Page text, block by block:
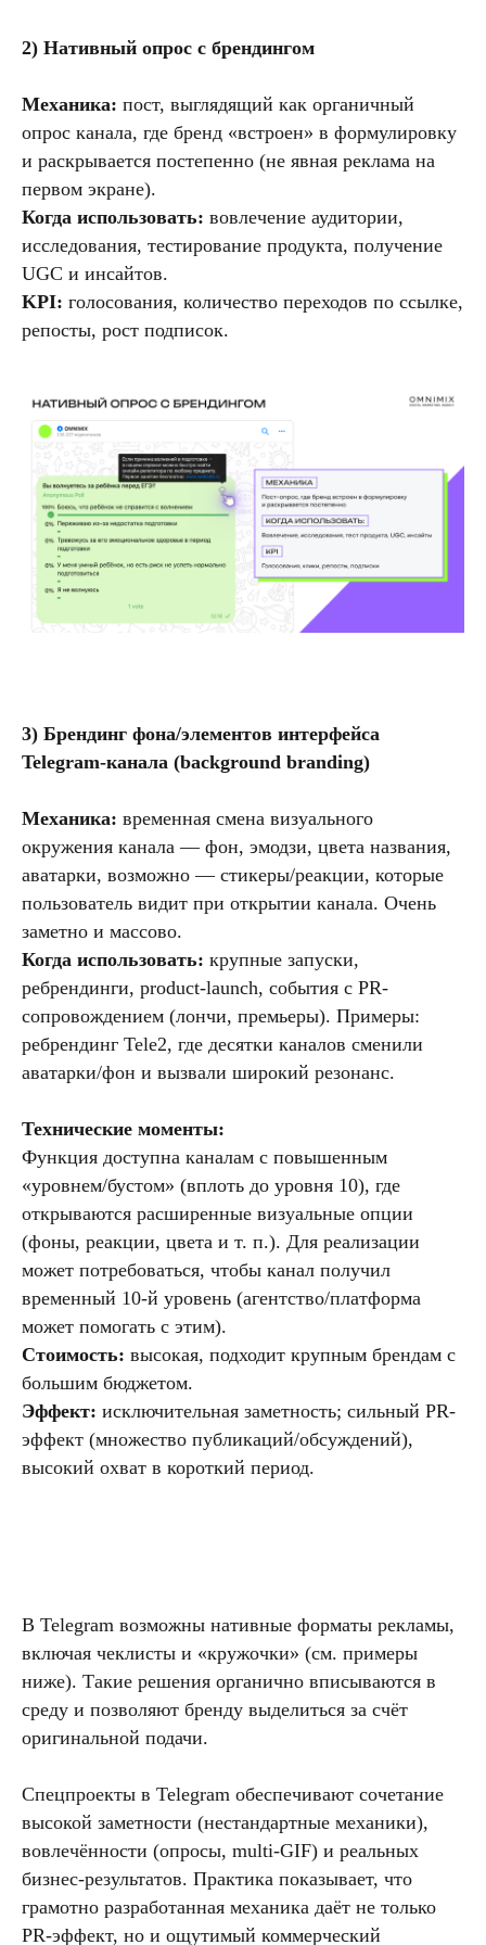
2) Нативный опрос с брендингом
Механика: пост, выглядящий как органичный
опрос канала, где бренд «встроен» в формулировку
и раскрывается постепенно (не явная реклама на
первом экране).
Когда использовать: вовлечение аудитории,
исследования, тестирование продукта, получение
UGC и инсайтов.
KPI: голосования, количество переходов по ссылке,
репосты, рост подписок.
3) Брендинг фона/элементов интерфейса
Telegram-канала (background branding)
Механика: временная смена визуального
окружения канала — фон, эмодзи, цвета названия,
аватарки, возможно — стикеры/реакции, которые
пользователь видит при открытии канала. Очень
заметно и массово.
Когда использовать: крупные запуски,
ребрендинги, product-launch, события с PR-
сопровождением (лончи, премьеры). Примеры:
ребрендинг Tele2, где десятки каналов сменили
аватарки/фон и вызвали широкий резонанс.
Технические моменты:
Функция доступна каналам с повышенным
«уровнем/бустом» (вплоть до уровня 10), где
открываются расширенные визуальные опции
(фоны, реакции, цвета и т. п.). Для реализации
может потребоваться, чтобы канал получил
временный 10-й уровень (агентство/платформа
может помогать с этим).
Стоимость: высокая, подходит крупным брендам с
большим бюджетом.
Эффект: исключительная заметность; сильный PR-
эффект (множество публикаций/обсуждений),
высокий охват в короткий период.
В Telegram возможны нативные форматы рекламы,
включая чеклисты и «кружочки» (см. примеры
ниже). Такие решения органично вписываются в
среду и позволяют бренду выделиться за счёт
оригинальной подачи.
Спецпроекты в Telegram обеспечивают сочетание
высокой заметности (нестандартные механики),
вовлечённости (опросы, multi-GIF) и реальных
бизнес-результатов. Практика показывает, что
грамотно разработанная механика даёт не только
PR-эффект, но и ощутимый коммерческий